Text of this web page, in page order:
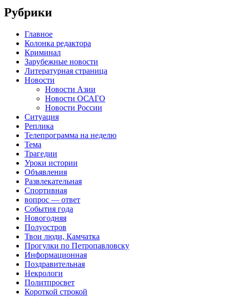
Рубрики
Главное
Колонка редактора
Криминал
Зарубежные новости
Литературная страница
Новости
Новости Азии
Новости ОСАГО
Новости России
Ситуация
Реплика
Телепрограмма на неделю
Тема
Трагедии
Уроки истории
Объявления
Развлекательная
Спортивная
вопрос — ответ
События года
Новогодняя
Полуостров
Твои люди, Камчатка
Прогулки по Петропавловску
Информационная
Поздравительная
Некрологи
Политпросвет
Короткой строкой